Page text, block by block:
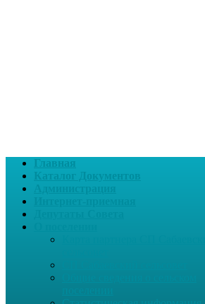
Главная
Каталог Документов